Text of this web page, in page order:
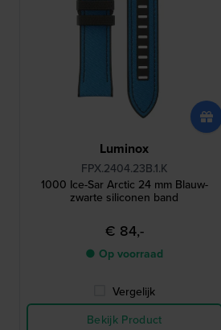
Luminox
FPX.2404.23B.1.K
1000 Ice-Sar Arctic 24 mm Blauw-
zwarte siliconen band
€ 84,-
● Op voorraad
Vergelijk
Bekijk Product